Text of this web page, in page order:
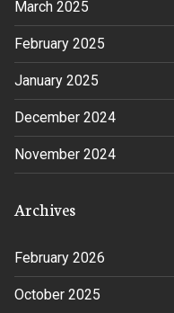
March 2025
February 2025
January 2025
December 2024
November 2024
Archives
February 2026
October 2025